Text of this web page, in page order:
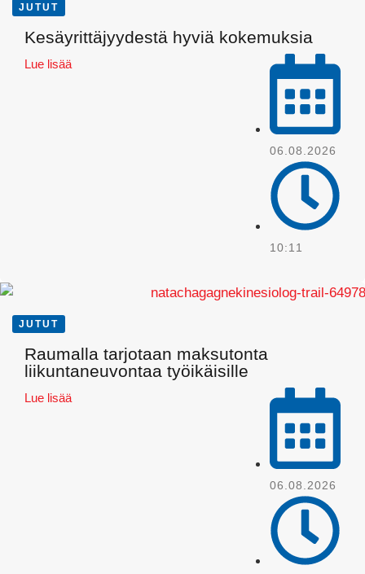
LinkedIn
Pinterest
JUTUT
Kesäyrittäjyydestä hyviä kokemuksia
Lue lisää
06.08.2026
10:11
JUTUT
Raumalla tarjotaan maksutonta
liikuntaneuvontaa työikäisille
Lue lisää
06.08.2026